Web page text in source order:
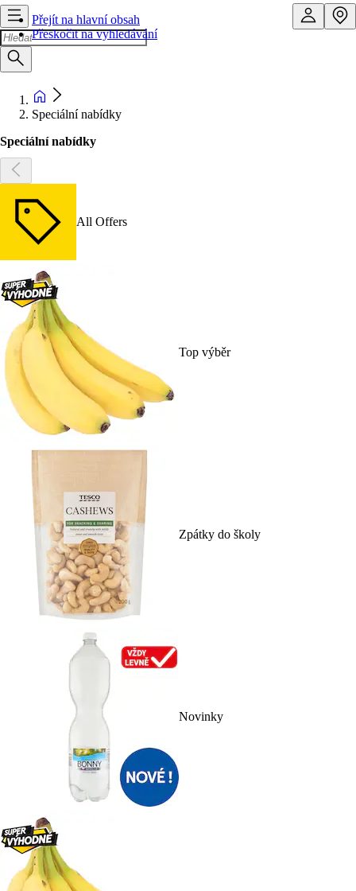
Přejít na hlavní obsah
Přeskočit na vyhledávání
Speciální nabídky
Speciální nabídky
All Offers
Top výběr
Zpátky do školy
Novinky